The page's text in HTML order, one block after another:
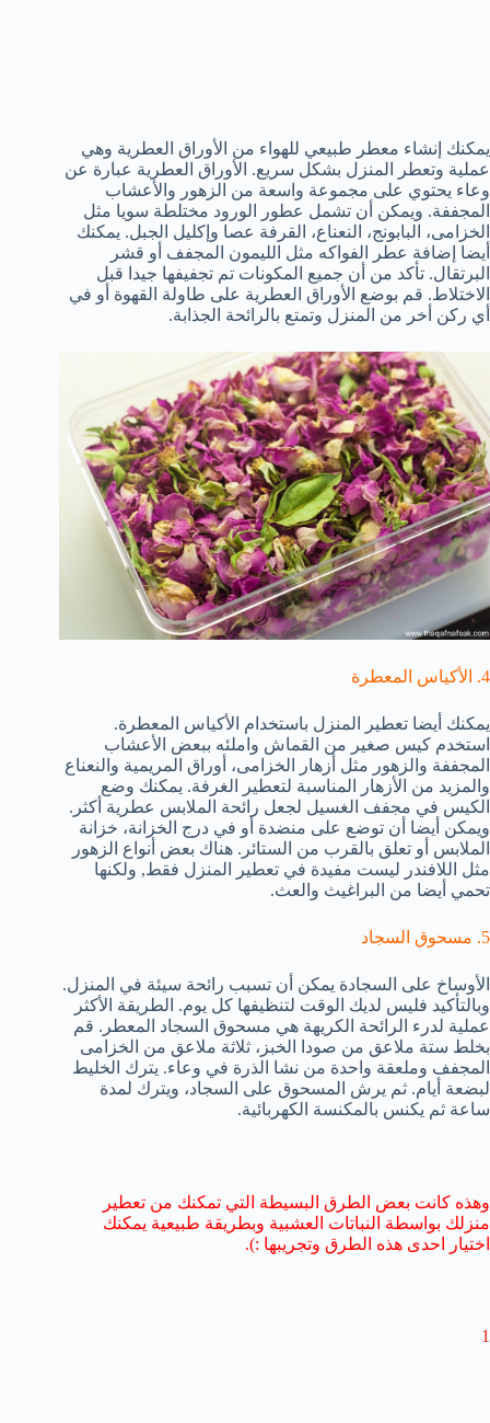
يمكنك إنشاء معطر طبيعي للهواء من الأوراق العطرية وهي
عملية وتعطر المنزل بشكل سريع. الأوراق العطرية عبارة عن
وعاء يحتوي على مجموعة واسعة من الزهور والأعشاب
المجففة. ويمكن أن تشمل عطور الورود مختلطة سويا مثل
الخزامى، البابونج، النعناع، القرفة عصا وإكليل الجبل. يمكنك
أيضا إضافة عطر الفواكه مثل الليمون المجفف أو قشر
البرتقال. تأكد من أن جميع المكونات تم تجفيفها جيدا قبل
الاختلاط. قم بوضع الأوراق العطرية على طاولة القهوة أو في
أي ركن أخر من المنزل وتمتع بالرائحة الجذابة.
4. الأكياس المعطرة
يمكنك أيضا تعطير المنزل باستخدام الأكياس المعطرة.
استخدم كيس صغير من القماش واملئه ببعض الأعشاب
المجففة والزهور مثل أزهار الخزامى، أوراق المريمية والنعناع
والمزيد من الأزهار المناسبة لتعطير الغرفة. يمكنك وضع
الكيس في مجفف الغسيل لجعل رائحة الملابس عطرية أكثر.
ويمكن أيضا أن توضع على منضدة أو في درج الخزانة، خزانة
الملابس أو تعلق بالقرب من الستائر. هناك بعض أنواع الزهور
مثل اللافندر ليست مفيدة في تعطير المنزل فقط, ولكنها
تحمي أيضا من البراغيث والعث.
5. مسحوق السجاد
الأوساخ على السجادة يمكن أن تسبب رائحة سيئة في المنزل.
وبالتأكيد فليس لديك الوقت لتنظيفها كل يوم. الطريقة الأكثر
عملية لدرء الرائحة الكريهة هي مسحوق السجاد المعطر. قم
بخلط ستة ملاعق من صودا الخبز، ثلاثة ملاعق من الخزامى
المجفف وملعقة واحدة من نشا الذرة في وعاء. يترك الخليط
لبضعة أيام. ثم يرش المسحوق على السجاد، ويترك لمدة
ساعة ثم يكنس بالمكنسة الكهربائية.
وهذه كانت بعض الطرق البسيطة التي تمكنك من تعطير
منزلك بواسطة النباتات العشبية وبطريقة طبيعية يمكنك
اختيار احدى هذه الطرق وتجريبها :).
1